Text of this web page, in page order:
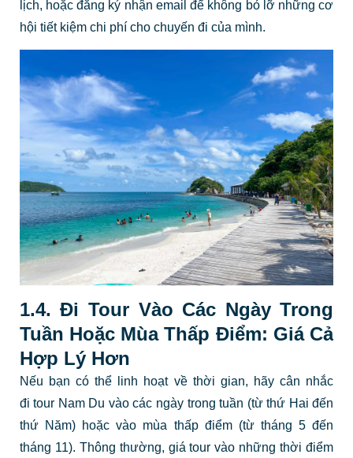
lịch, hoặc đăng ký nhận email để không bỏ lỡ những cơ
hội tiết kiệm chi phí cho chuyến đi của mình.
1.4. Đi Tour Vào Các Ngày Trong
Tuần Hoặc Mùa Thấp Điểm: Giá Cả
Hợp Lý Hơn
Nếu bạn có thể linh hoạt về thời gian, hãy cân nhắc
đi tour Nam Du vào các ngày trong tuần (từ thứ Hai đến
thứ Năm) hoặc vào mùa thấp điểm (từ tháng 5 đến
tháng 11). Thông thường, giá tour vào những thời điểm